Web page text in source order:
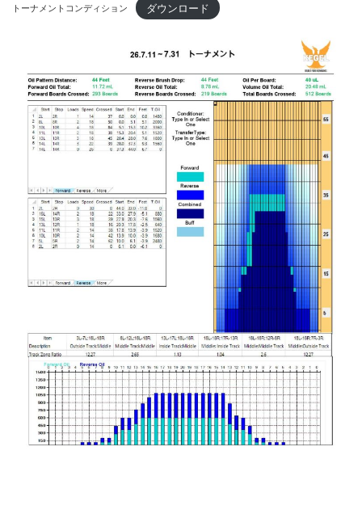
トーナメントコンディション ダウンロード